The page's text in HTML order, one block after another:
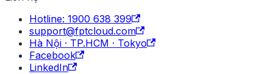
Hotline: 1900 638 399
support@fptcloud.com
Hà Nội · TP.HCM · Tokyo
Facebook
LinkedIn